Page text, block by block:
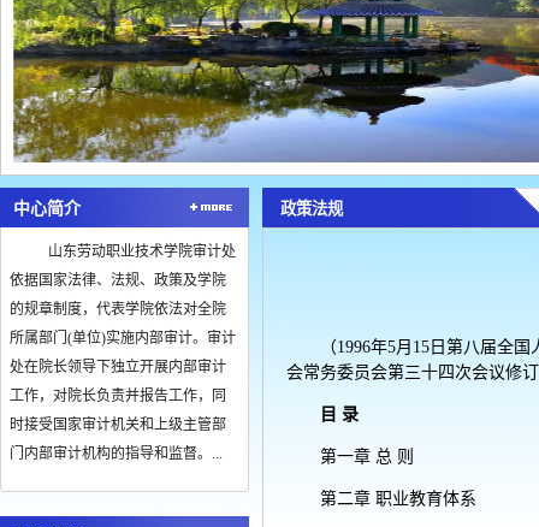
中心简介
山东劳动职业技术学院审计处
依据国家法律、法规、政策及学院
的规章制度，代表学院依法对全院
所属部门(单位)实施内部审计。审计
处在院长领导下独立开展内部审计
工作，对院长负责并报告工作，同
时接受国家审计机关和上级主管部
门内部审计机构的指导和监督。...
政策法规
（1996年5月15日第八届全
会常务委员会第三十四次会议修
目 录
第一章 总 则
第二章 职业教育体系